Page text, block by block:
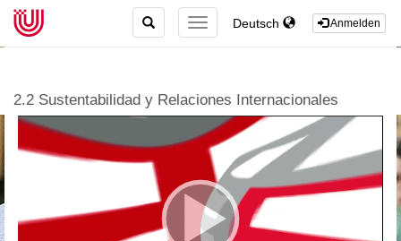
Anmelden
Deutsch
TOGGLE
NAVIGATION
TOGGLE
SEARCH
2.2 Sustentabilidad y Relaciones Internacionales